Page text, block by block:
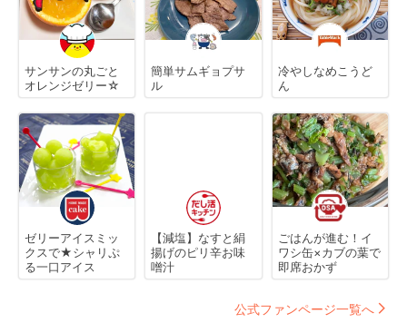
サンサンの丸ごと
オレンジゼリー☆
簡単サムギョプサ
ル
冷やしなめこうど
ん
ゼリーアイスミッ
クスで★シャリぷ
る一口アイス
【減塩】なすと絹
揚げのピリ辛お味
噌汁
ごはんが進む！イ
ワシ缶×カブの葉で
即席おかず
公式ファンページ一覧へ